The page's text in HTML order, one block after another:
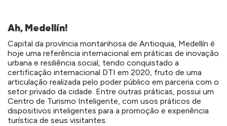
Ah, Medellín!
Capital da província montanhosa de Antioquia, Medellín é
hoje uma referência internacional em práticas de inovação
urbana e resiliência social, tendo conquistado a
certificação internacional DTI em 2020, fruto de uma
articulação realizada pelo poder público em parceria com o
setor privado da cidade. Entre outras práticas, possui um
Centro de Turismo Inteligente, com usos práticos de
dispositivos inteligentes para a promoção e experiência
turística de seus visitantes.